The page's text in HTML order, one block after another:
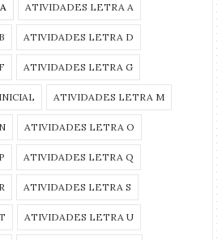
ATIVIDADES LETRA A
ATIVIDADES LETRA D
ATIVIDADES LETRA G
ATIVIDADES LETRA M
ATIVIDADES LETRA O
ATIVIDADES LETRA Q
ATIVIDADES LETRA S
ATIVIDADES LETRA U